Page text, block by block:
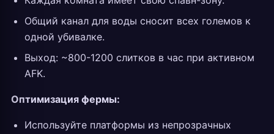
Общий канал для воды сносит всех големов к
одной убивалке.
Выход: ~800-1200 слитков в час при активном
AFK.
Оптимизация фермы:
Используйте платформы из непрозрачных